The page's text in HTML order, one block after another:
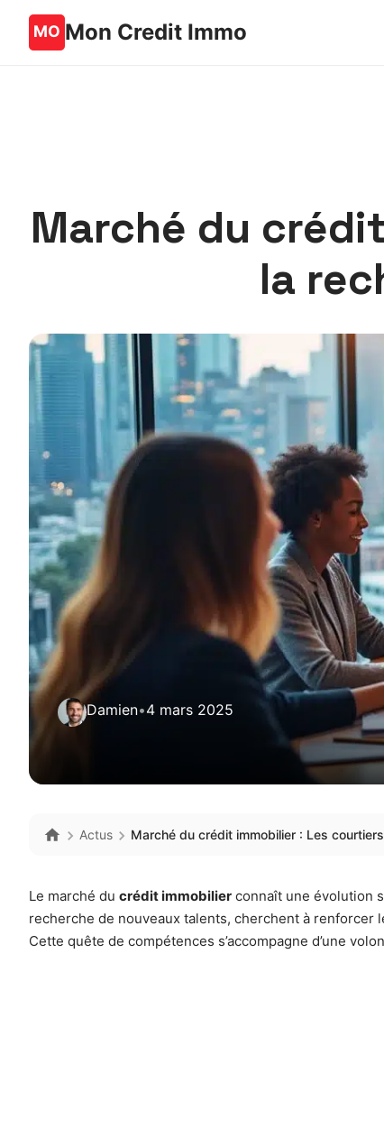
Mon Credit Immo
Marché du
la
Damien•4 mars 2025
Actus Marché du crédit immobilier : Les
Le marché du crédit immobilier connaît une évolution
recherche de nouveaux talents, cherchent à renforcer
Cette quête de compétences s’accompagne d’une